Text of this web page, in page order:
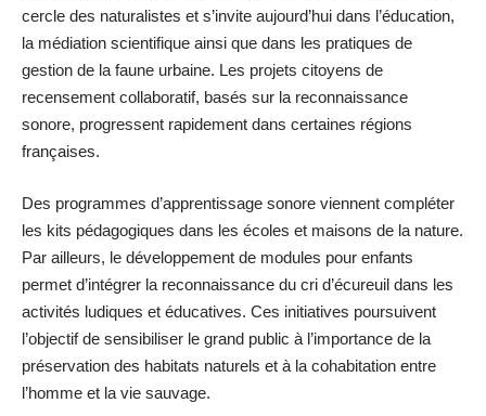
cercle des naturalistes et s’invite aujourd’hui dans l’éducation,
la médiation scientifique ainsi que dans les pratiques de
gestion de la faune urbaine. Les projets citoyens de
recensement collaboratif, basés sur la reconnaissance
sonore, progressent rapidement dans certaines régions
françaises.
Des programmes d’apprentissage sonore viennent compléter
les kits pédagogiques dans les écoles et maisons de la nature.
Par ailleurs, le développement de modules pour enfants
permet d’intégrer la reconnaissance du cri d’écureuil dans les
activités ludiques et éducatives. Ces initiatives poursuivent
l’objectif de sensibiliser le grand public à l’importance de la
préservation des habitats naturels et à la cohabitation entre
l’homme et la vie sauvage.